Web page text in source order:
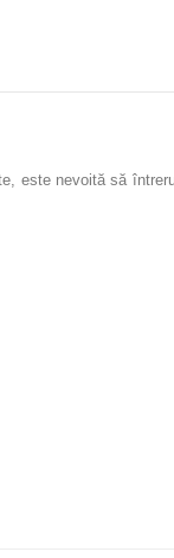
este nevoită să